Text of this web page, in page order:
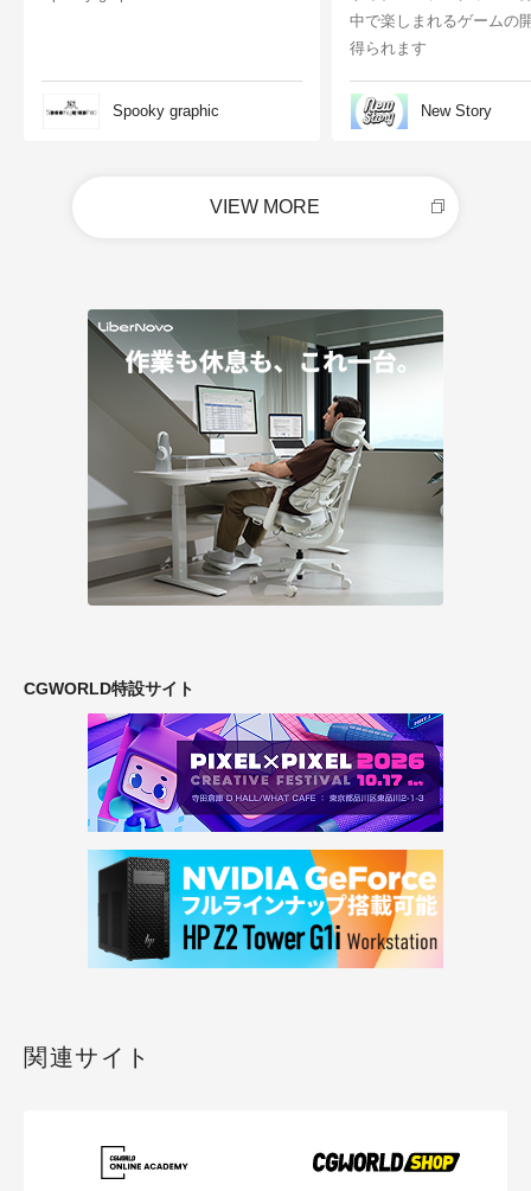
Spooky graphic
中で楽しまれるゲームの
得られます
New Story
VIEW MORE
CGWORLD特設サイト
関連サイト